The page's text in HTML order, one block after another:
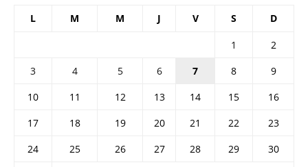
L M M J V S D
1
2
3
4 5 6 7 8
9
10
11 12 13 14 15
16
17
18 19 20 21 22
23
24
25 26 27 28 29
30